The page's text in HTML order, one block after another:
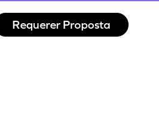
Requerer Proposta